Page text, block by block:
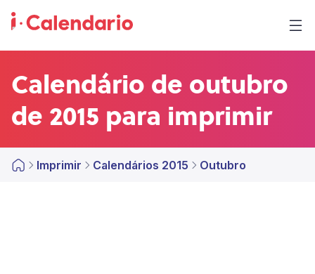
Calendário de outubro
de 2015 para imprimir
Imprimir Calendários 2015 Outubro